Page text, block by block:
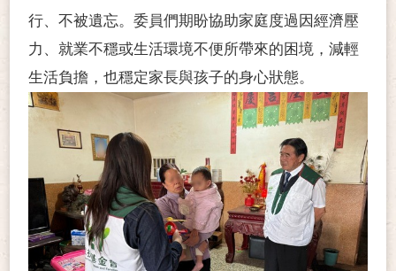
行、不被遺忘。委員們期盼協助家庭度過因經濟壓
力、就業不穩或生活環境不便所帶來的困境，減輕
生活負擔，也穩定家長與孩子的身心狀態。